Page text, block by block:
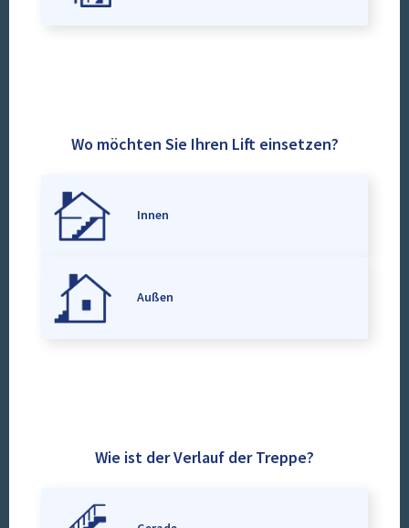
Wo möchten Sie Ihren Lift einsetzen?
Innen
Außen
Wie ist der Verlauf der Treppe?